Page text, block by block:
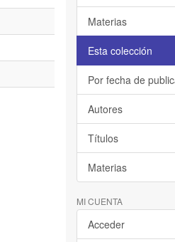
Materias
Esta colección
Por fecha de
Autores
Títulos
Materias
MI CUENTA
Acceder